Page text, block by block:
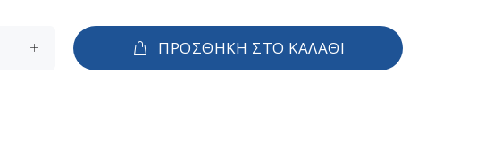
ΠΡΟΣΘΗΚΗ ΣΤΟ ΚΑΛΑΘΙ